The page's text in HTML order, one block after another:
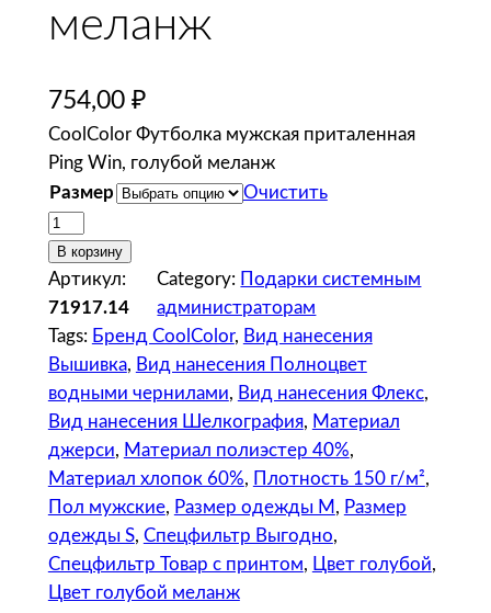
меланж
754,00 ₽
CoolColor Футболка мужская приталенная
Ping Win, голубой меланж
Размер
Очистить
К
о
л
и
ч
е
с
т
в
о
т
о
в
В корзину
Артикул:
71917.14
Category: Подарки системным
администраторам
Tags: Бренд CoolColor, Вид нанесения
Вышивка, Вид нанесения Полноцвет
водными чернилами, Вид нанесения Флекс
Вид нанесения Шелкография, Материал
джерси, Материал полиэстер 40%
Материал хлопок 60%, Плотность 150 г/м²
Пол мужские, Размер одежды M , Размер
одежды S, Спецфильтр Выгодно
Спецфильтр Товар с принтом, Цвет голубой
Цвет голубой меланж